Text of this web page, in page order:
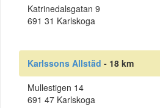
Katrinedalsgatan 9
691 31 Karlskoga
Karlssons Allstäd - 18 km
Mullestigen 14
691 47 Karlskoga